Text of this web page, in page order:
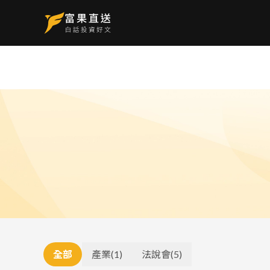
全部 產業(1) 法說會(5)